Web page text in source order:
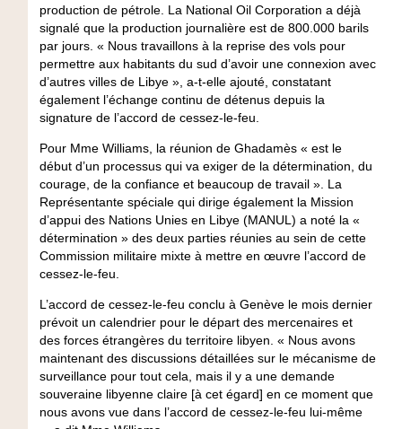
production de pétrole. La National Oil Corporation a déjà
signalé que la production journalière est de 800.000 barils
par jours. « Nous travaillons à la reprise des vols pour
permettre aux habitants du sud d’avoir une connexion avec
d’autres villes de Libye », a-t-elle ajouté, constatant
également l’échange continu de détenus depuis la
signature de l’accord de cessez-le-feu.
Pour Mme Williams, la réunion de Ghadamès « est le
début d’un processus qui va exiger de la détermination, du
courage, de la confiance et beaucoup de travail ». La
Représentante spéciale qui dirige également la Mission
d’appui des Nations Unies en Libye (MANUL) a noté la «
détermination » des deux parties réunies au sein de cette
Commission militaire mixte à mettre en œuvre l’accord de
cessez-le-feu.
L’accord de cessez-le-feu conclu à Genève le mois dernier
prévoit un calendrier pour le départ des mercenaires et
des forces étrangères du territoire libyen. « Nous avons
maintenant des discussions détaillées sur le mécanisme de
surveillance pour tout cela, mais il y a une demande
souveraine libyenne claire [à cet égard] en ce moment que
nous avons vue dans l’accord de cessez-le-feu lui-même